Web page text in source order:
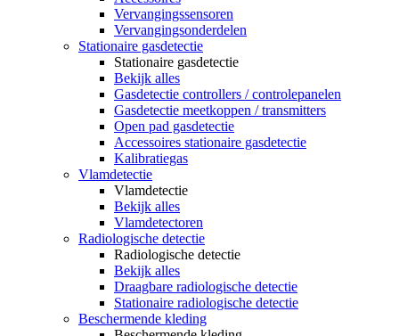
Vervangingssensoren
Vervangingsonderdelen
Stationaire gasdetectie
Stationaire gasdetectie
Bekijk alles
Gasdetectie controllers / controlepanelen
Gasdetectie meetkoppen / transmitters
Open pad gasdetectie
Accessoires stationaire gasdetectie
Kalibratiegas
Vlamdetectie
Vlamdetectie
Bekijk alles
Vlamdetectoren
Radiologische detectie
Radiologische detectie
Bekijk alles
Draagbare radiologische detectie
Stationaire radiologische detectie
Beschermende kleding